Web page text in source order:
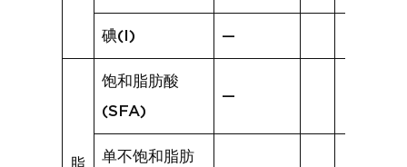
碘(I) —
饱和脂肪酸
(SFA)
—
单不饱和脂肪